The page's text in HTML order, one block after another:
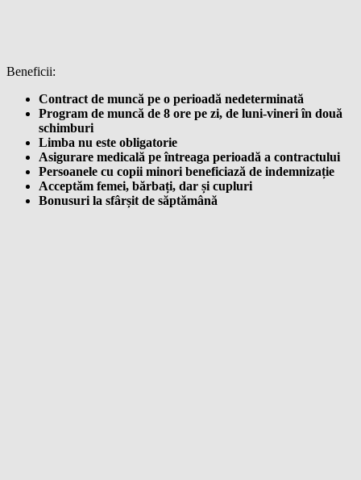
Beneficii:
Contract de muncă pe o perioadă nedeterminată
Program de muncă de 8 ore pe zi, de luni-vineri în două
schimburi
Limba nu este obligatorie
Asigurare medicală pe întreaga perioadă a contractului
Persoanele cu copii minori beneficiază de indemnizație
Acceptăm femei, bărbați, dar și cupluri
Bonusuri la sfârșit de săptămână